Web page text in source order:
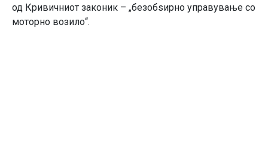
од Кривичниот законик – „безобѕирно управување со
моторно возило“.